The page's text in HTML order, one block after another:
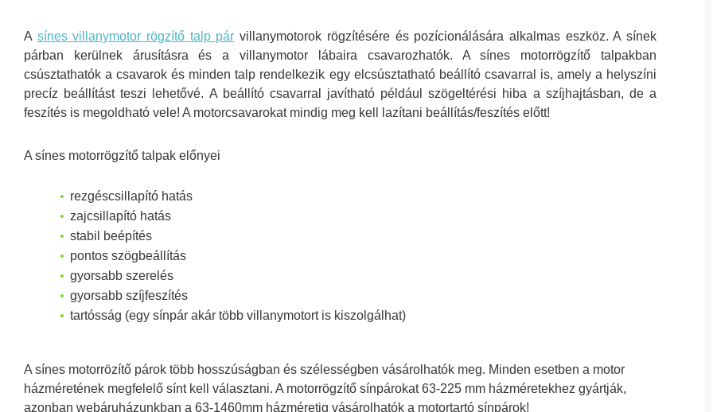
A sínes villanymotor rögzítő talp pár villanymotorok rögzítésére és pozícionálására alkalmas eszköz. A sínek
párban kerülnek árusításra és a villanymotor lábaira csavarozhatók. A sínes motorrögzítő talpakban
csúsztathatók a csavarok és minden talp rendelkezik egy elcsúsztatható beállító csavarral is, amely a helyszíni
precíz beállítást teszi lehetővé. A beállító csavarral javítható például szögeltérési hiba a szíjhajtásban, de a
feszítés is megoldható vele! A motorcsavarokat mindig meg kell lazítani beállítás/feszítés előtt!
A sínes motorrögzítő talpak előnyei
rezgéscsillapító hatás
zajcsillapító hatás
stabil beépítés
pontos szögbeállítás
gyorsabb szerelés
gyorsabb szíjfeszítés
tartósság (egy sínpár akár több villanymotort is kiszolgálhat)
A sínes motorrözítő párok több hosszúságban és szélességben vásárolhatók meg. Minden esetben a motor
házméretének megfelelő sínt kell választani. A motorrögzítő sínpárokat 63-225 mm házméretekhez gyártják,
azonban webáruházunkban a 63-1460mm házméretig vásárolhatók a motortartó sínpárok!